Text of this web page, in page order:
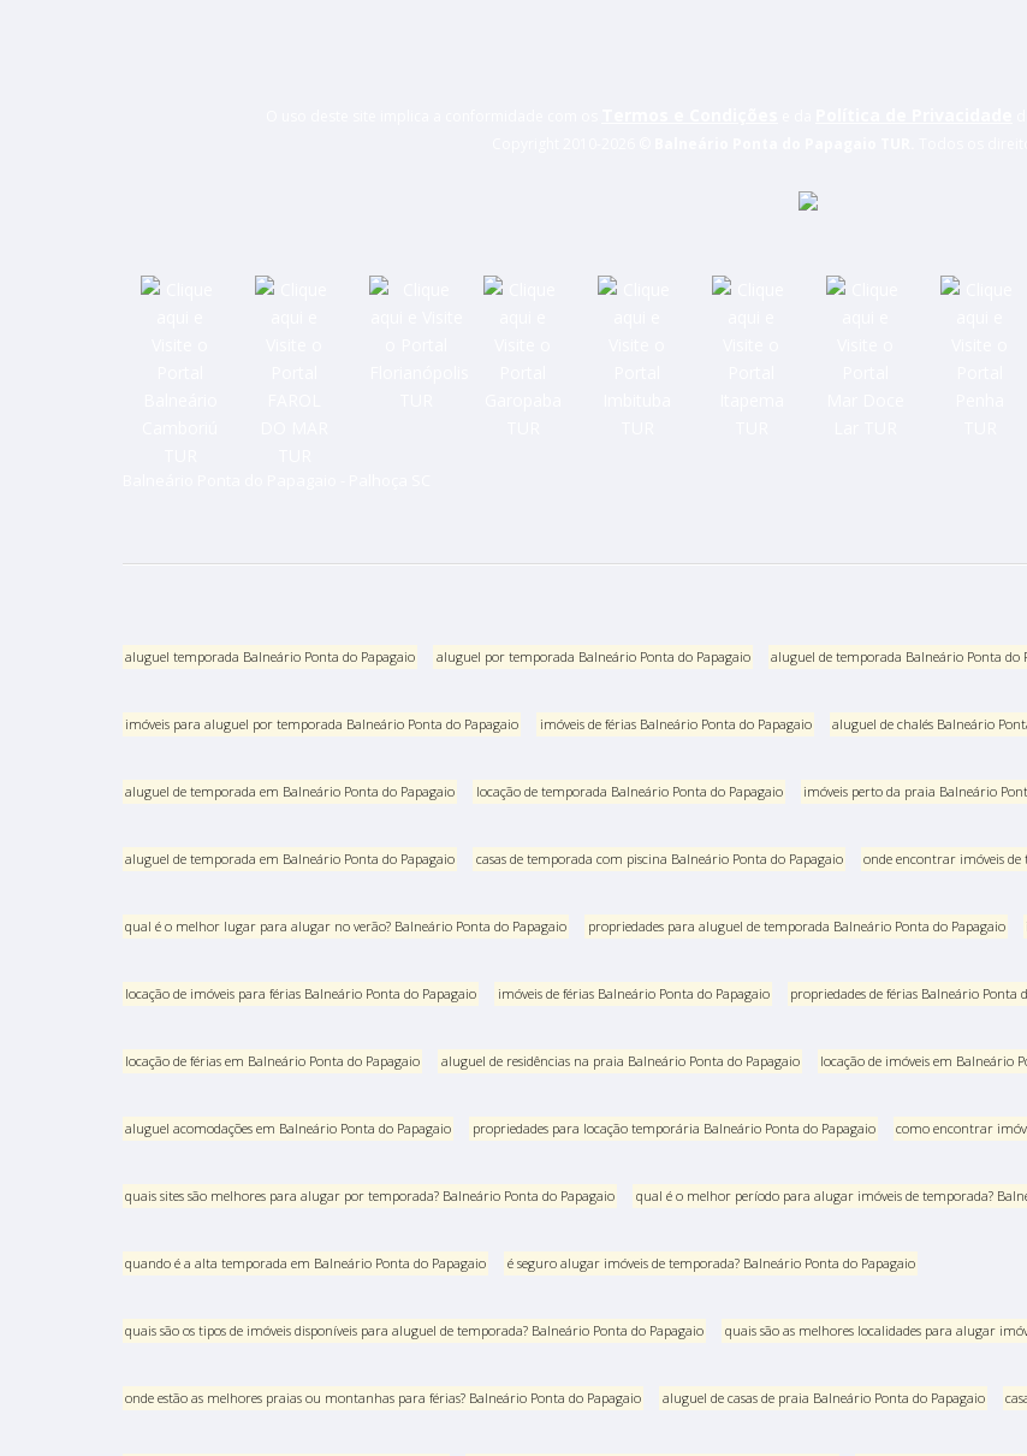
aluguel temporada Balneário Ponta do Papagaio aluguel por temporada Balneário Ponta do Papagaio aluguel de temporada Balneário Ponta do
imóveis para aluguel por temporada Balneário Ponta do Papagaio imóveis de férias Balneário Ponta do Papagaio aluguel de chalés Balneário
aluguel de temporada em Balneário Ponta do Papagaio locação de temporada Balneário Ponta do Papagaio imóveis perto da praia Balneário
aluguel de temporada em Balneário Ponta do Papagaio casas de temporada com piscina Balneário Ponta do Papagaio onde encontrar imóveis de
qual é o melhor lugar para alugar no verão? Balneário Ponta do Papagaio propriedades para aluguel de temporada Balneário Ponta do Papagaio
locação de imóveis para férias Balneário Ponta do Papagaio imóveis de férias Balneário Ponta do Papagaio propriedades de férias Balneário Ponta
locação de férias em Balneário Ponta do Papagaio aluguel de residências na praia Balneário Ponta do Papagaio locação de imóveis em Balneário
aluguel acomodações em Balneário Ponta do Papagaio propriedades para locação temporária Balneário Ponta do Papagaio como encontrar
quais sites são melhores para alugar por temporada? Balneário Ponta do Papagaio qual é o melhor período para alugar imóveis de temporada?
quando é a alta temporada em Balneário Ponta do Papagaio é seguro alugar imóveis de temporada? Balneário Ponta do Papagaio
quais são os tipos de imóveis disponíveis para aluguel de temporada? Balneário Ponta do Papagaio quais são as melhores localidades para alugar
onde estão as melhores praias ou montanhas para férias? Balneário Ponta do Papagaio aluguel de casas de praia Balneário Ponta do Papagaio